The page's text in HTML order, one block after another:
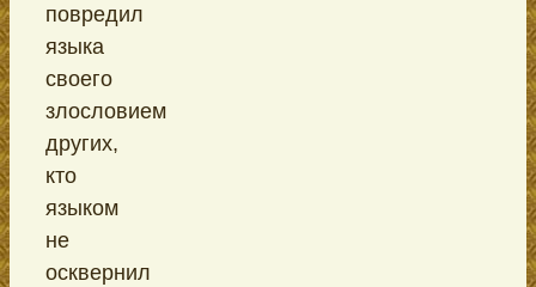
повредил
языка
своего
злословием
других,
кто
языком
не
осквернил